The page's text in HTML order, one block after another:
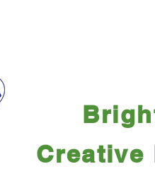
Creative